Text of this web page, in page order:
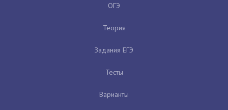
ОГЭ
Теория
Задания ЕГЭ
Тесты
Варианты